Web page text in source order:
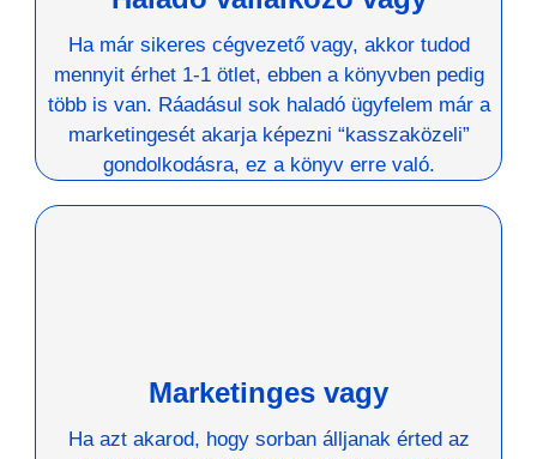
Ha már sikeres cégvezető vagy, akkor tudod
mennyit érhet 1-1 ötlet, ebben a könyvben pedig
több is van. Ráadásul sok haladó ügyfelem már a
marketingesét akarja képezni “kasszaközeli”
gondolkodásra, ez a könyv erre való.
Marketinges vagy
Ha azt akarod, hogy sorban álljanak érted az